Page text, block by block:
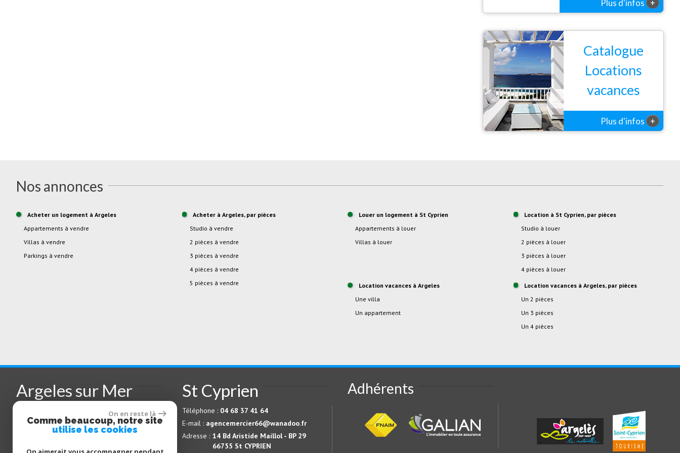
Plus d'infos
Catalogue
Locations
vacances
Plus d'infos +
Nos annonces
Acheter un logement à Argeles
Appartements à vendre
Villas à vendre
Parkings à vendre
Acheter à Argeles, par pièces
studio à vendre
2 pièces à vendre
3 pièces à vendre
4 pièces à vendre
5 pièces à vendre
Louer un logement à St Cyprien
Appartements à louer
Villas à louer
Location à St Cyprien, par pièces
studio à louer
2 pièces à louer
3 pièces à louer
4 pièces à louer
location vacances à Argeles
Une villa
Un appartement
location vacances à Argeles, par pièces
Un 2 pièces
Un 3 pièces
Un 4 pièces
Argeles sur Mer
E-mail :info@patios-massane.com
avenue du Tech – BP 26
St Cyprien
Téléphone : 04 68 37 41 64
E-mail : agencemercier66@wanadoo.fr
Adresse : 14 Bd Aristide Maillol - BP 29
66755 St CYPRIEN
Adhérents
On en reste là
Comme beaucoup, notre site
utilise les cookies